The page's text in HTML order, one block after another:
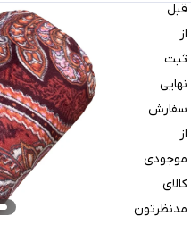
قبل
از
ثبت
نهایی
سفارش
از
موجودی
کالای
مدنظرتون